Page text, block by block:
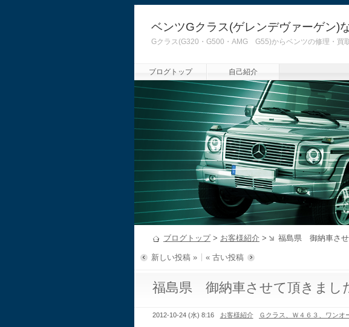
ベンツGクラス(ゲレンデヴァーゲン)
Gクラス(G320・G500・AMG G55)からベンツの修理・買
ブログトップ 自己紹介
ブログトップ> お客様紹介 > 福島県 御納車させ
新しい投稿 » « 古い投稿
福島県 御納車させて頂きまし
2012-10-24 (水) 8:16 お客様紹介 Ｇクラス、Ｗ４６３、ワンオ